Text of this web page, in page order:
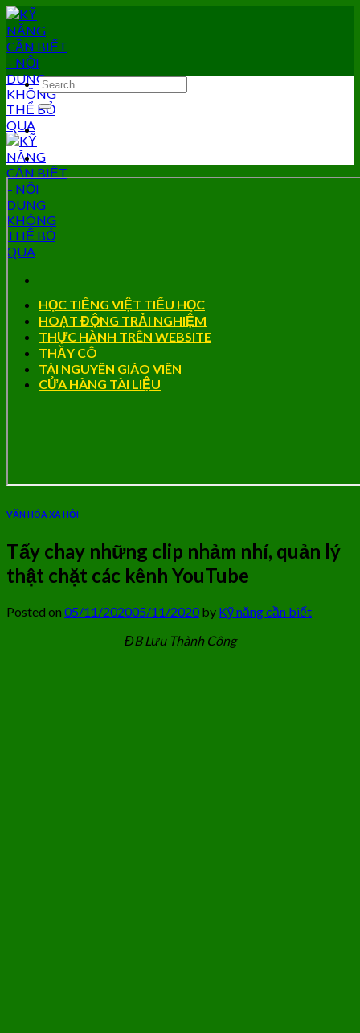
Skip
to
content
HỌC TIẾNG VIỆT TIỂU HỌC
HOẠT ĐỘNG TRẢI NGHIỆM
THỰC HÀNH TRÊN WEBSITE
THẦY CÔ
TÀI NGUYÊN GIÁO VIÊN
CỬA HÀNG TÀI LIỆU
VĂN HÓA XÃ HỘI
Tẩy chay những clip nhảm nhí, quản lý
thật chặt các kênh YouTube
Posted on 05/11/202005/11/2020by Kỹ năng cần biết
ĐB Lưu Thành Công